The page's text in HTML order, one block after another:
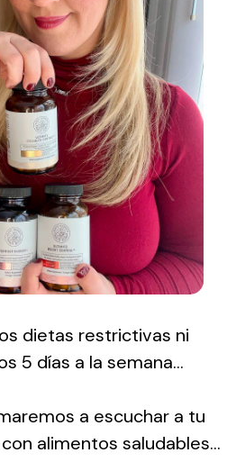
dietas restrictivas ni
5 días a la semana…
a escuchar a tu
alimentos saludables...